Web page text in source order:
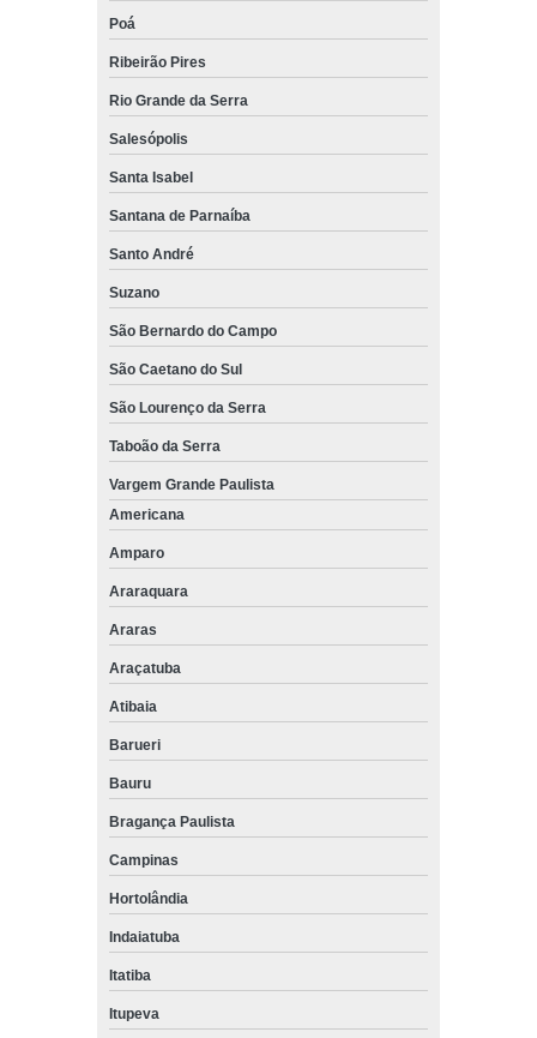
Poá
Ribeirão Pires
Rio Grande da Serra
Salesópolis
Santa Isabel
Santana de Parnaíba
Santo André
Suzano
São Bernardo do Campo
São Caetano do Sul
São Lourenço da Serra
Taboão da Serra
Vargem Grande Paulista
Americana
Amparo
Araraquara
Araras
Araçatuba
Atibaia
Barueri
Bauru
Bragança Paulista
Campinas
Hortolândia
Indaiatuba
Itatiba
Itupeva